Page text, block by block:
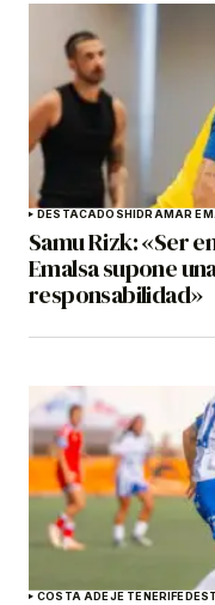
DESTACADOSHIDRAMAR
Samu Rizk: «Ser
Emalsa supone
responsabilidad»
COSTA ADEJE TENERIFE